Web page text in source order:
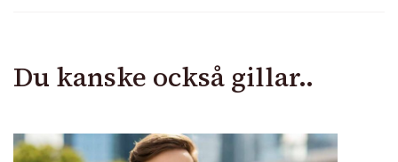
Du kanske också gillar..